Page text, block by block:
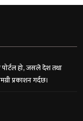
हो, जसले देश तथा
प्रकाशन गर्दछ।